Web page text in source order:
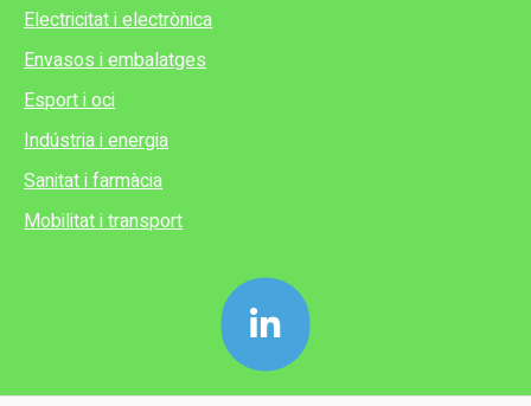
Electricitat i electrònica
Envasos i embalatges
Esport i oci
Indústria i energia
Sanitat i farmàcia
Mobilitat i transport